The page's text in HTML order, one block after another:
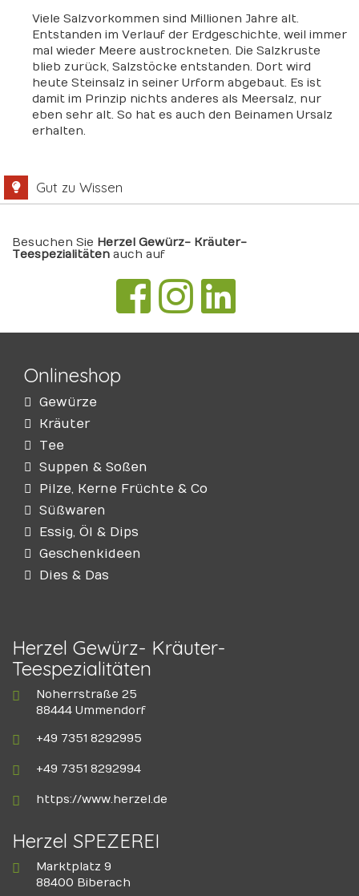
Viele Salzvorkommen sind Millionen Jahre alt.
Entstanden im Verlauf der Erdgeschichte, weil immer
mal wieder Meere austrockneten. Die Salzkruste
blieb zurück, Salzstöcke entstanden. Dort wird
heute Steinsalz in seiner Urform abgebaut. Es ist
damit im Prinzip nichts anderes als Meersalz, nur
eben sehr alt. So hat es auch den Beinamen Ursalz
erhalten.
Gut zu Wissen
Besuchen Sie Herzel Gewürz- Kräuter-
Teespezialitäten auch auf
Onlineshop
Gewürze
Kräuter
Tee
Suppen & Soßen
Pilze, Kerne Früchte & Co
Süßwaren
Essig, Öl & Dips
Geschenkideen
Dies & Das
Herzel Gewürz- Kräuter-
Teespezialitäten
Noherrstraße 25
88444 Ummendorf
+49 7351 8292995
+49 7351 8292994
https://www.herzel.de
Herzel SPEZEREI
Marktplatz 9
88400 Biberach